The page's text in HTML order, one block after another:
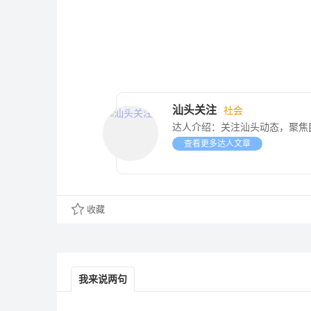
汕头关注
社会
达人介绍： 关注汕头动态，聚焦
查看更多达人文章
收藏
我来说两句